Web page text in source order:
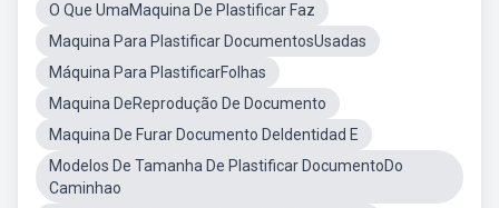
O Que UmaMaquina De Plastificar Faz
Maquina Para Plastificar DocumentosUsadas
Máquina Para PlastificarFolhas
Maquina DeReprodução De Documento
Maquina De Furar Documento DeIdentidad E
Modelos De Tamanha De Plastificar DocumentoDo
Caminhao